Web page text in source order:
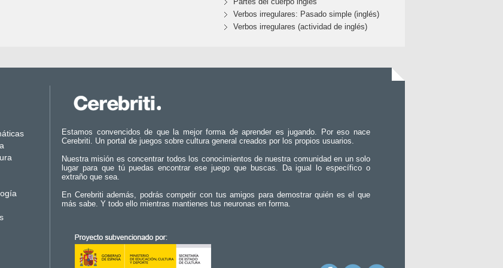
Verbos irregulares: Pasado simple (inglés)
Verbos irregulares (actividad de inglés)
Estamos convencidos de que la mejor forma de aprender es jugando. Por eso nace
Cerebriti. Un portal de juegos sobre cultura general creados por los propios usuarios.
Nuestra misión es concentrar todos los conocimientos de nuestra comunidad en un solo
lugar para que tú puedas encontrar ese juego que buscas. Da igual lo específico o
extraño que sea.
En Cerebriti además, podrás competir con tus amigos para demostrar quién es el que
más sabe. Y todo ello mientras mantienes tus neuronas en forma.